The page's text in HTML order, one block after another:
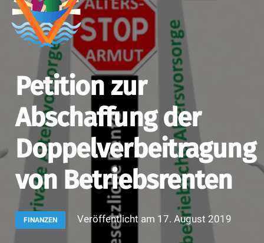
Petition zur
Abschaffung der
Doppelverbeitragung
von Betriebsrenten
FINANZEN Veröffentlicht am 17. August 2019